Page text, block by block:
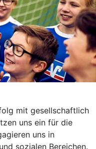
mit gesellschaftlich
uns ein für die
uns in
sozialen Bereichen.